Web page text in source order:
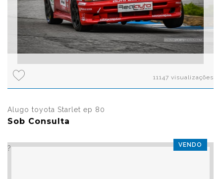
11147 visualizações
Alugo toyota Starlet ep 80
Sob Consulta
VENDO
?>